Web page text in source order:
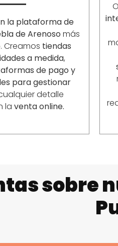
la plataforma de
de Arenosomás
Creamos tiendas
a medida,
de pago y
para gestionar
detalle
laventa online.
sobre